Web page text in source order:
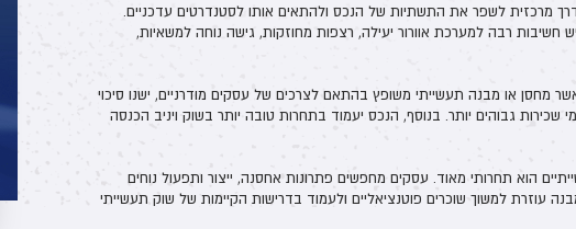
דרך מרכזית לשפר את התשתיות של הנכס ולהתאים אותו לסטנדרטים עדכניים.
חשיבות רבה למערכת אוורור יעילה, רצפות מחוזקות, גישה נוחה למשאיות,
מחסן או מבנה תעשייתי משופץ בהתאם לצרכים של עסקים מודרניים, ישנו סיכוי
שכירות גבוהים יותר. בנוסף, הנכס יעמוד בתחרות טובה יותר בשוק ויניב הכנסה
הוא תחרותי מאוד. עסקים מחפשים פתרונות אחסנה, ייצור ותפעול נוחים
עוזרת למשוך שוכרים פוטנציאליים ולעמוד בדרישות הקיימות של שוק תעשייתי